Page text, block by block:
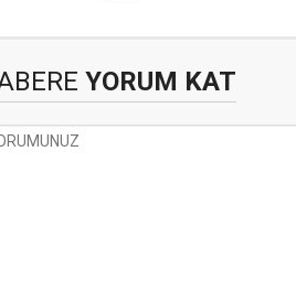
YORUM KAT